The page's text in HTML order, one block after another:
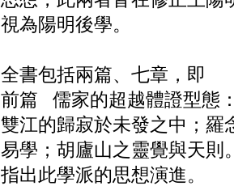
視為陽明後學。
全書包括兩篇、七章，即
前篇 儒家的超越體證型態
雙江的歸寂於未發之中；羅
易學；胡廬山之靈覺與天則
指出此學派的思想演進。